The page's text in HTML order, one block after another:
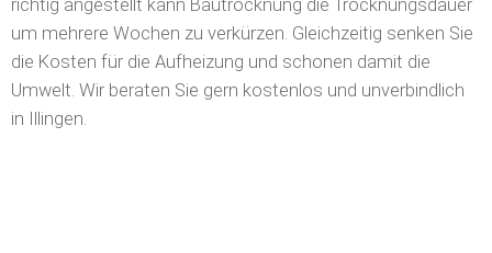
richtig angestellt kann Bautrocknung die Trocknungsdauer
um mehrere Wochen zu verkürzen. Gleichzeitig senken Sie
die Kosten für die Aufheizung und schonen damit die
Umwelt. Wir beraten Sie gern kostenlos und unverbindlich
in Illingen.